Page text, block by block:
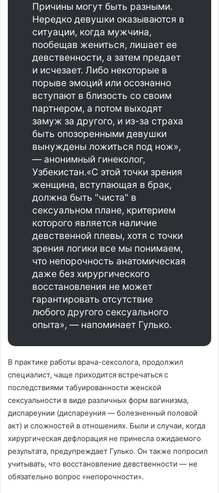
Причины могут быть разными.
Нередко девушки оказываются в
ситуации, когда мужчина,
пообещав жениться, лишает ее
девственности, а затем предает
и исчезает. Либо некоторые в
порыве эмоций или осознанно
вступают в близость со своим
партнером, а потом выходят
замуж за другого, и из-за страха
быть опозоренными девушки
вынуждены ложиться под нож»,
— анонимный гинеколог,
Узбекистан.«С этой точки зрения
женщина, вступающая в брак,
должна быть "чиста" в
сексуальном плане, критерием
которого является наличие
девственной плевы, хотя с точки
зрения логики все мы понимаем,
что непорочность анатомическая
даже без хирургического
восстановления не может
гарантировать отсутствие
любого другого сексуального
опыта», — напоминает Гулько.
В практике работы врача-сексолога, продолжил
специалист, чаще приходится встречаться с
последствиями табуированности женской
сексуальности в виде различных форм вагинизма,
диспареунии (диспареуния — болезненный половой
акт) и сложностей в отношениях. Были и случаи, когда
хирургическая дефлорация не принесла ожидаемого
результата, предупреждает Гулько. Он также попросил
учитывать, что восстановление девственности — не
обязательно вопрос «непорочности».